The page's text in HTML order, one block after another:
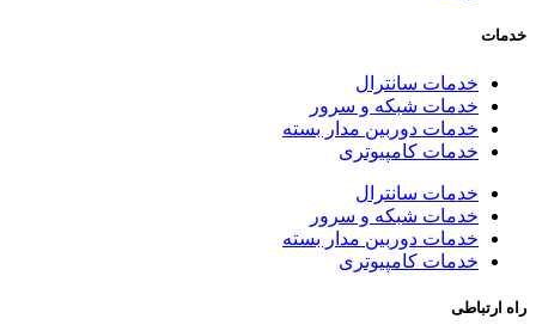
خدمات
خدمات سانترال
خدمات شبکه و سرور
خدمات دوربین مدار بسته
خدمات کامپیوتری
خدمات سانترال
خدمات شبکه و سرور
خدمات دوربین مدار بسته
خدمات کامپیوتری
راه ارتباطی